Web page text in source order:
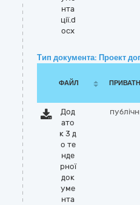
нта
ції.d
ocx
Тип документа: Проект
ФАЙЛ
Дод
ато
к 3 д
о те
нде
рної
док
уме
нта